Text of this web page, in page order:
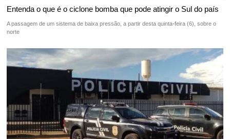
Entenda o que é o ciclone bomba que pode atingir o Sul do país
A passagem de um sistema de baixa pressão, a partir desta quinta-feira (6), sobre o
norte